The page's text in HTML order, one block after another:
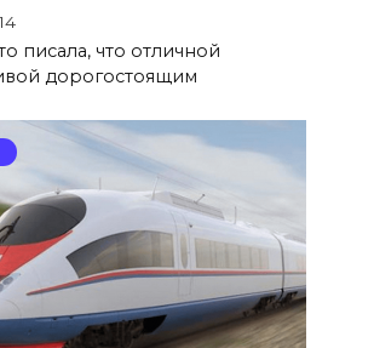
писала, что отличной
дорогостоящим